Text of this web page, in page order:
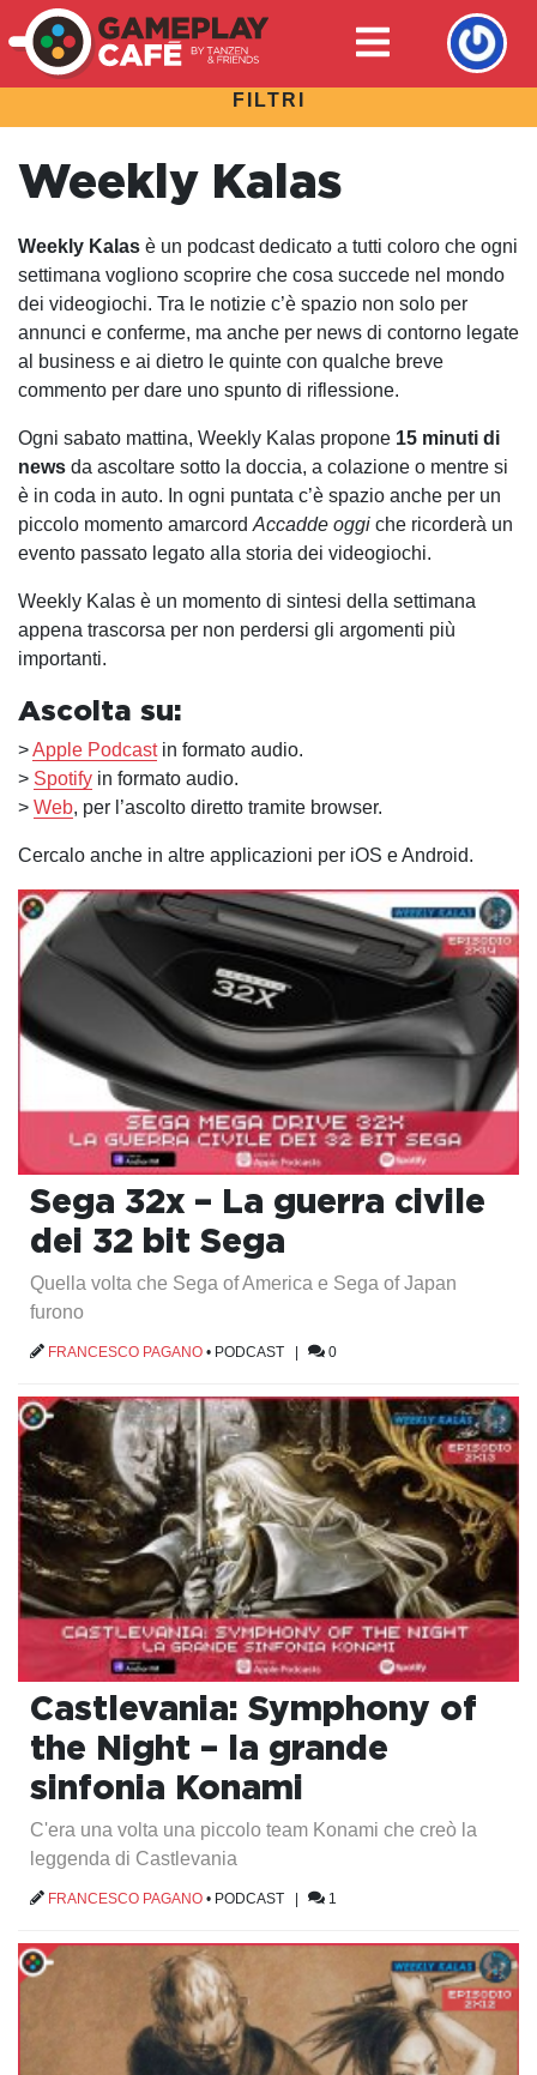
Weekly Kalas
Weekly Kalas ​ è un podcast dedicato a tutti coloro che ogni
settimana vogliono scoprire che cosa succede nel mondo
dei videogiochi. Tra le notizie c’è spazio non solo per
annunci e conferme, ma anche per news di contorno legate
al business e ai dietro le quinte con qualche breve
commento per dare uno spunto di riflessione.
Ogni sabato mattina, Weekly Kalas propone ​ 15 minuti di
news ​da ascoltare sotto la doccia, a colazione o mentre si
è in coda in auto. In ogni puntata c’è spazio anche per un
piccolo momento amarcord ​ Accadde oggi ​che ricorderà un
evento passato legato alla storia dei videogiochi.
Weekly Kalas è un momento di sintesi della settimana
appena trascorsa per non perdersi gli argomenti più
importanti.
Ascolta su:
>Apple Podcastin formato audio.
> Spotify in formato audio.
> Web, per l’ascolto diretto tramite browser.
Cercalo anche in altre applicazioni per iOS e Android.
Sega 32x – La guerra civile
dei 32 bit Sega
Quella volta che Sega of America e Sega of Japan
furono
FRANCESCO PAGANO • PODCAST 0
Castlevania: Symphony of
the Night – la grande
sinfonia Konami
C'era una volta una piccolo team Konami che creò la
leggenda di Castlevania
FRANCESCO PAGANO • PODCAST | 1
FILTRI